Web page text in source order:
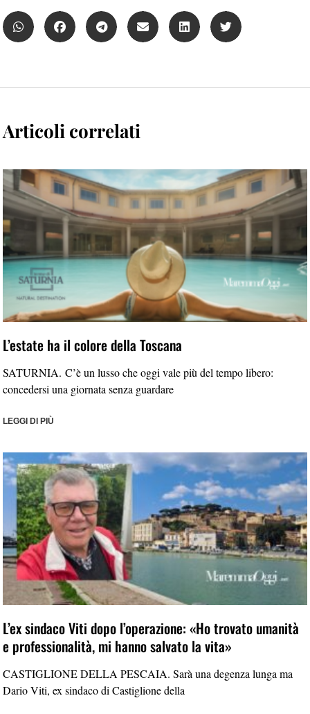
Articoli correlati
L’estate ha il colore della Toscana
SATURNIA. C’è un lusso che oggi vale più del tempo libero:
concedersi una giornata senza guardare
LEGGI DI PIÙ
L’ex sindaco Viti dopo l’operazione: «Ho trovato umanità
e professionalità, mi hanno salvato la vita»
CASTIGLIONE DELLA PESCAIA. Sarà una degenza lunga ma
Dario Viti, ex sindaco di Castiglione della